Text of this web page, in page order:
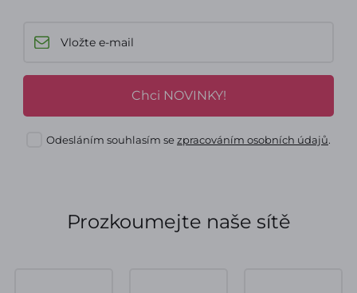
Chci NOVINKY!
Odesláním souhlasím sezpracováním osobních údajů.
Prozkoumejte naše sítě